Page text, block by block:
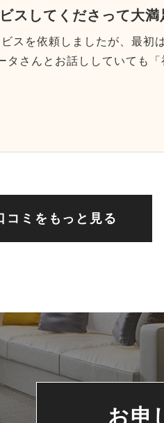
スしてくださって大満
スを依頼しましたが、最初
タさんとお話ししていても
コミをもっと見る
お申